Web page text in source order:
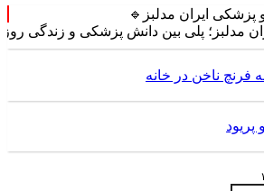
ایران مدلبز🔹
پلی بین دانش پزشکی و زندگی روزمره ⚕️
فرنچ ناخن در خانه
پریود